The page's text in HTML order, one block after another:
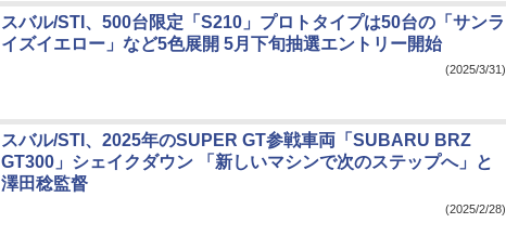
スバル/STI、500台限定「S210」プロトタイプは50台の「サンラ
イズイエロー」など5色展開 5月下旬抽選エントリー開始
(2025/3/31)
スバル/STI、2025年のSUPER GT参戦車両「SUBARU BRZ
GT300」シェイクダウン 「新しいマシンで次のステップへ」と
澤田稔監督
(2025/2/28)